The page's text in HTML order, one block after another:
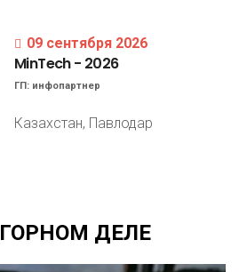
09 сентября 2026
MinTech- 2026
ГП: инфопартнер
Казахстан, Павлодар
ГОРНОМ ДЕЛЕ